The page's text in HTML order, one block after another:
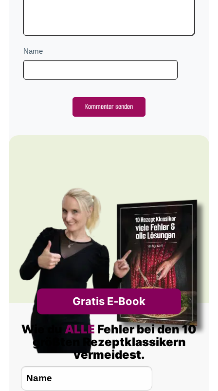
Name
Gratis E‑Book
Wie du ALLE Fehler bei den 10
größten Rezeptklassikern
vermeidest.